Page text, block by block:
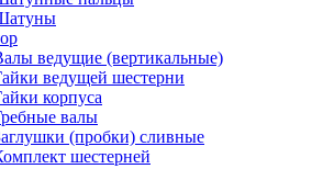
ведущие (вертикальные)
ведущей шестерни
корпуса
валы
(пробки) сливные
шестерней